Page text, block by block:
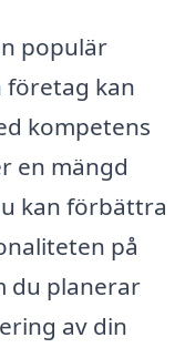
populär
företag kan
kompetens
en mängd
kan förbättra
på
du planerar
av din